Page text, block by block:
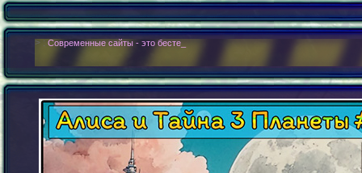
> : Современные сайты - это бестелесные роботы. Новые концепии создания